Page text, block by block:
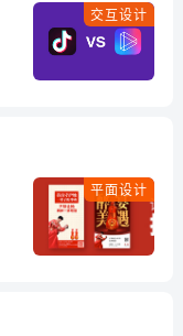
交互设计
平面设计